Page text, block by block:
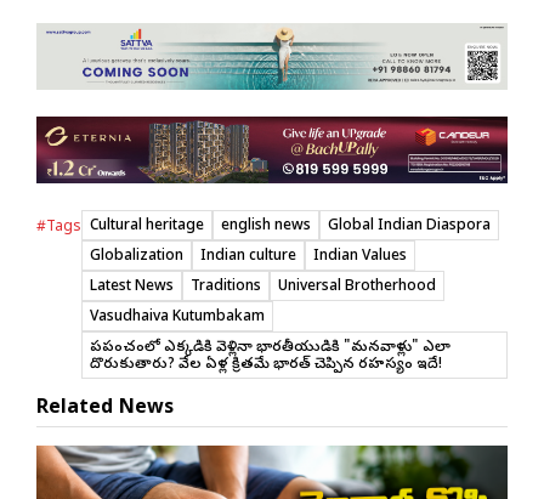
#Tags Cultural heritage english news
Global Indian Diaspora
Globalization
Indian culture
Indian Values
Latest News
Traditions
Universal Brotherhood
Vasudhaiva Kutumbakam
ప్రపంచంలో ఎక్కడికి వెళ్లినా భారతీయుడికి "మనవాళ్లు" ఎలా
దొరుకుతారు? వేల ఏళ్ల క్రితమే భారత్ చెప్పిన రహస్యం ఇదే!
Related News